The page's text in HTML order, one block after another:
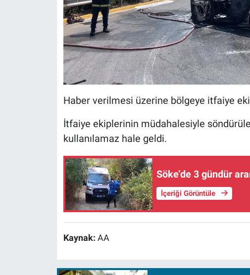
Haber verilmesi üzerine bölgeye itfaiye
İtfaiye ekiplerinin müdahalesiyle
kullanılamaz hale geldi.
Söke’de 3 gündür
İçeriği Görüntüle
Kaynak: AA